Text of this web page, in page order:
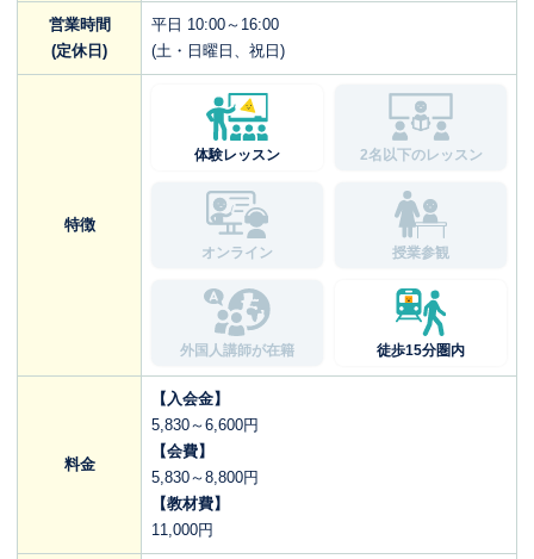
営業時間
(定休日)
平日 10:00～16:00
(土・日曜日、祝日)
特徴
体験レッスン 2名以下のレッスン
オンライン 授業参観
外国人講師が在籍 徒歩15分圏内
料金
【入会金】
5,830～6,600円
【会費】
5,830～8,800円
【教材費】
11,000円